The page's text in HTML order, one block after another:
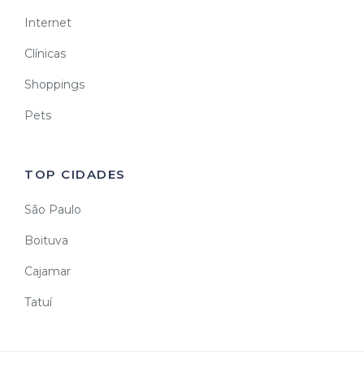
Internet
Clínicas
Shoppings
Pets
TOP CIDADES
São Paulo
Boituva
Cajamar
Tatuí